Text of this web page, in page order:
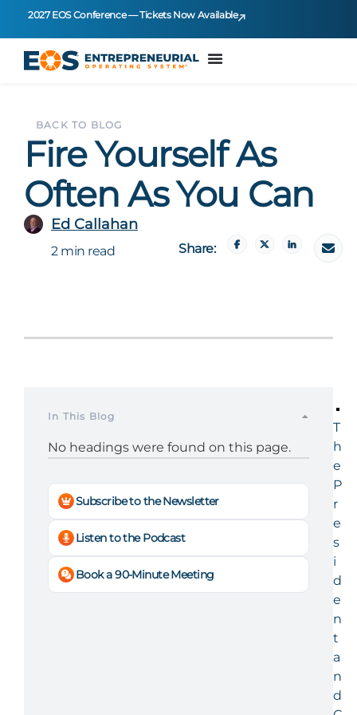
2027 EOS Conference — Tickets Now Available
BACK TO BLOG
Fire Yourself As
Often As You Can
Ed Callahan
2 min read Share:
In This Blog
No headings were found on this page.
Subscribe to the Newsletter
Listen to the Podcast
Book a 90-Minute Meeting
T
h
e
P
r
e
s
i
d
e
n
t
a
n
d